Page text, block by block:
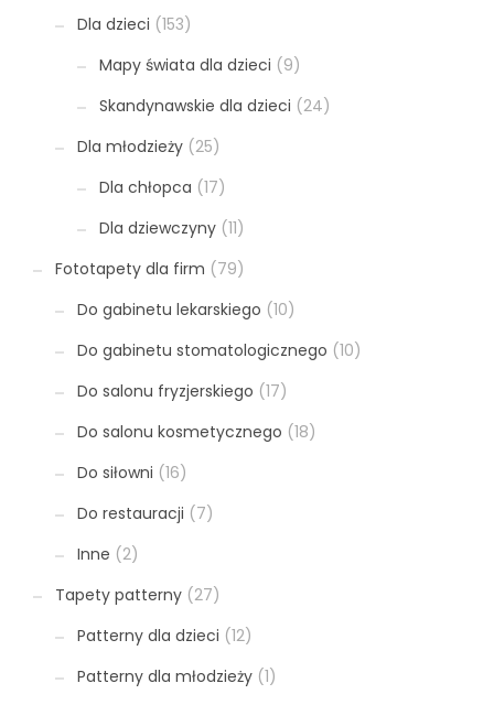
Dla dzieci (153)
Mapy świata dla dzieci (9)
Skandynawskie dla dzieci (24)
Dla młodzieży (25)
Dla chłopca (17)
Dla dziewczyny (11)
Fototapety dla firm (79)
Do gabinetu lekarskiego (10)
Do gabinetu stomatologicznego (10)
Do salonu fryzjerskiego (17)
Do salonu kosmetycznego (18)
Do siłowni (16)
Do restauracji (7)
Inne (2)
Tapety patterny (27)
Patterny dla dzieci (12)
Patterny dla młodzieży (1)